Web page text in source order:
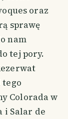
oraz
sprawę
nam
tej pory.
tego
Colorada w
i Salar de